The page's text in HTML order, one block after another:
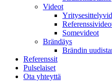
Videot
Somevideot
Brändäys
Brändin
Referenssit
Pulselaiset
Ota yhteyttä